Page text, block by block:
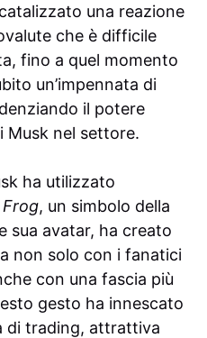
una reazione
che è difficile
fino a quel momento
un’impennata di
il potere
Musk nel settore.
ha utilizzato
, un simbolo della
sua avatar, ha creato
non solo con i fanatici
con una fascia più
gesto ha innescato
di trading, attrattiva